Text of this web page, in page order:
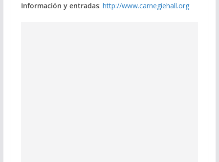
Información y entradas: http://www.carnegiehall.org